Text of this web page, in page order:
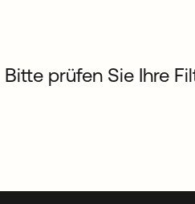
prüfen Sie Ihre